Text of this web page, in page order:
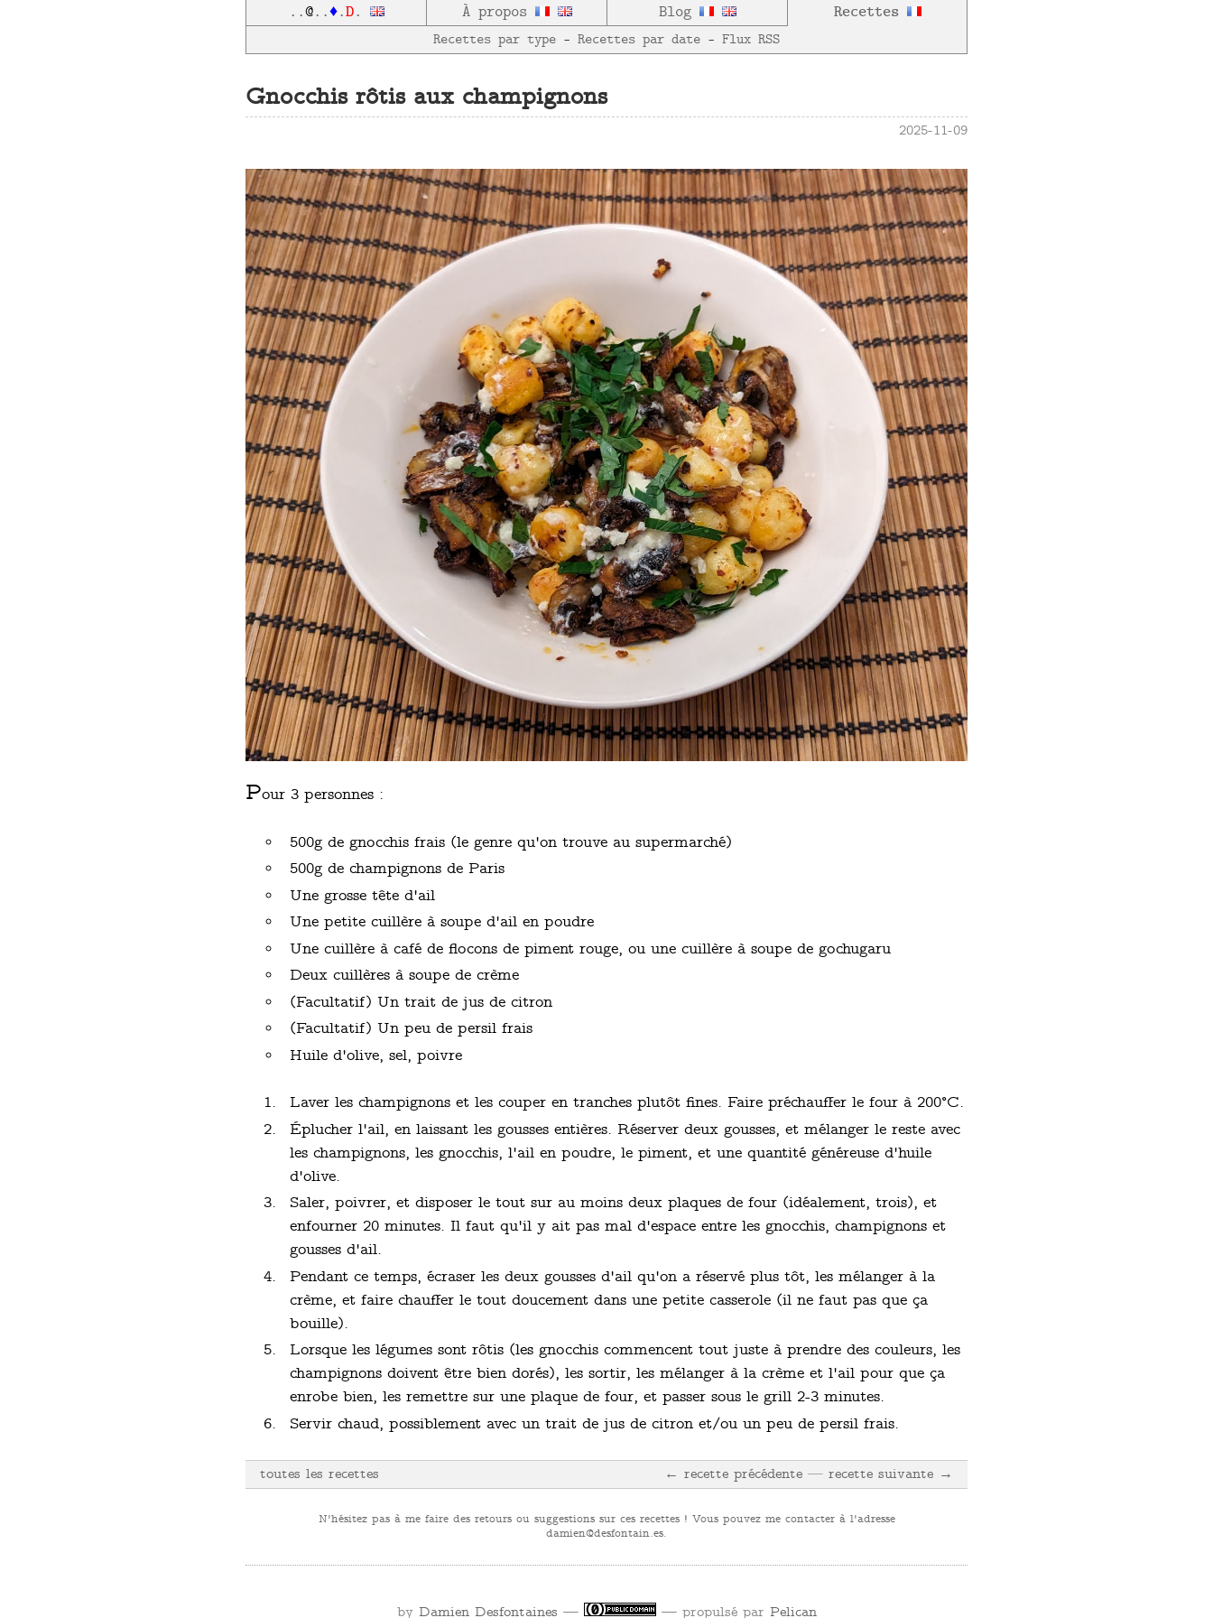
..@..♦.D. À propos Blog Recettes
Recettes par type — Recettes par date — Flux RSS
Gnocchis rôtis aux champignons
2025-11-09
Pour 3 personnes :
500g de gnocchis frais (le genre qu'on trouve au supermarché)
500g de champignons de Paris
Une grosse tête d'ail
Une petite cuillère à soupe d'ail en poudre
Une cuillère à café de flocons de piment rouge, ou une cuillère à soupe de gochugaru
Deux cuillères à soupe de crème
(Facultatif) Un trait de jus de citron
(Facultatif) Un peu de persil frais
Huile d'olive, sel, poivre
Laver les champignons et les couper en tranches plutôt fines. Faire préchauffer le four à 200°C.
Éplucher l'ail, en laissant les gousses entières. Réserver deux gousses, et mélanger le reste avec
les champignons, les gnocchis, l'ail en poudre, le piment, et une quantité généreuse d'huile
d'olive.
Saler, poivrer, et disposer le tout sur au moins deux plaques de four (idéalement, trois), et
enfourner 20 minutes. Il faut qu'il y ait pas mal d'espace entre les gnocchis, champignons et
gousses d'ail.
Pendant ce temps, écraser les deux gousses d'ail qu'on a réservé plus tôt, les mélanger à la
crème, et faire chauffer le tout doucement dans une petite casserole (il ne faut pas que ça
bouille).
Lorsque les légumes sont rôtis (les gnocchis commencent tout juste à prendre des couleurs, les
champignons doivent être bien dorés), les sortir, les mélanger à la crème et l'ail pour que ça
enrobe bien, les remettre sur une plaque de four, et passer sous le grill 2-3 minutes.
Servir chaud, possiblement avec un trait de jus de citron et/ou un peu de persil frais.
← recette précédente recette suivante →
toutes les recettes
N'hésitez pas à me faire des retours ou suggestions sur ces recettes ! Vous pouvez me contacter à l'adresse
se.niatnofsed@neimad.
by Damien Desfontaines — — propulsé par Pelican